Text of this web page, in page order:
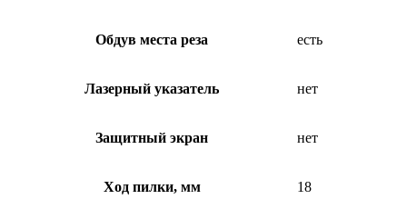
Обдув места реза есть
Лазерный указатель нет
Защитный экран нет
Ход пилки, мм 18